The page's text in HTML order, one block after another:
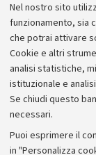
Nel nostro sito
funzionamento, sia
che potrai attivare
Cookie e altri
analisi statistiche,
istituzionale e
Se chiudi questo
necessari.
Puoi esprimere il
in "Personalizza